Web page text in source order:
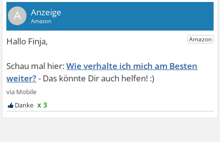
A
Wie verhalte ich mich am Besten
weiter?
x 3